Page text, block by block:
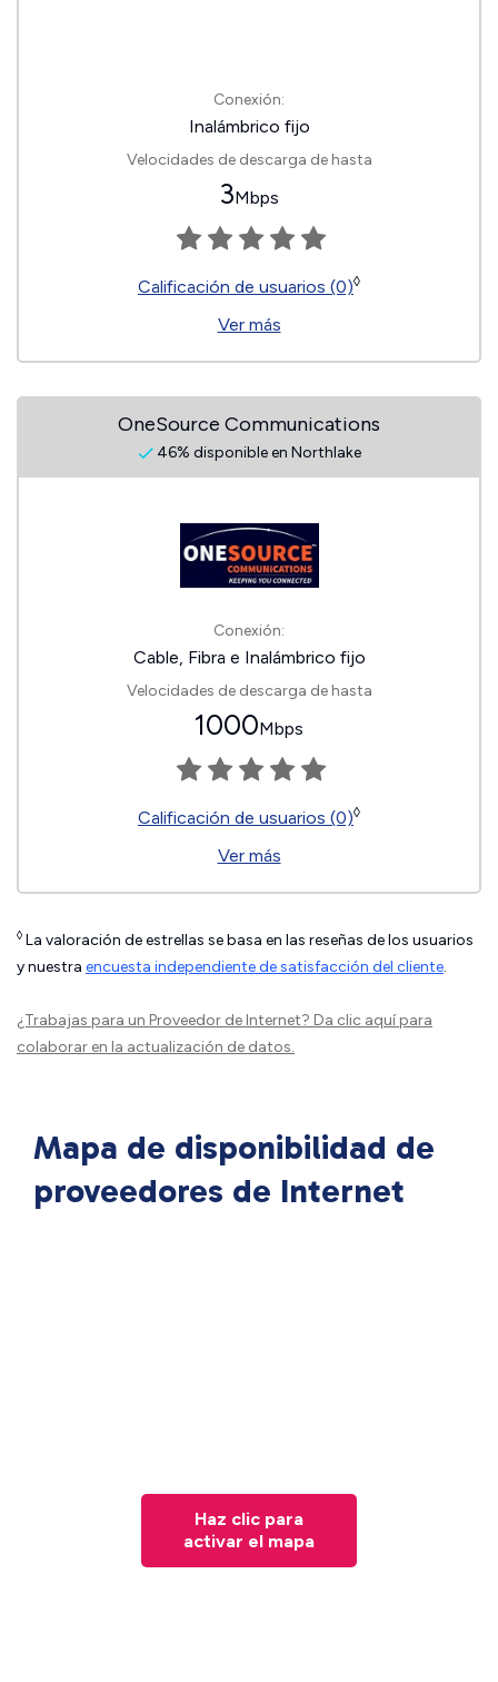
Conexión:
Inalámbrico fijo
Velocidades de descarga de hasta
3Mbps
Calificación de usuarios (0)◊
Ver más
OneSource Communications
46% disponible en Northlake
Conexión:
Cable, Fibra e Inalámbrico fijo
Velocidades de descarga de hasta
1000Mbps
Calificación de usuarios (0)◊
Ver más
◊ La valoración de estrellas se basa en las reseñas de los usuarios
y nuestra encuesta independiente de satisfacción del cliente.
¿Trabajas para un Proveedor de Internet? Da clic aquípara
colaborar en la actualización de datos.
Mapa de disponibilidad de
proveedores de Internet
Haz clic para
activar el mapa